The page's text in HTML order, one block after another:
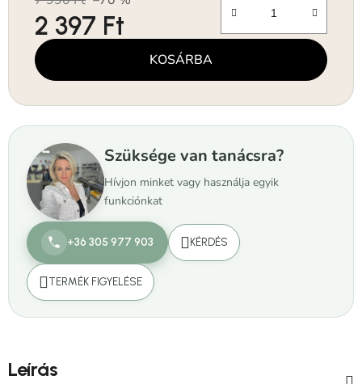
2 397 Ft
Egységár: KOSÁRBA
Szüksége van tanácsra?
Hívjon minket vagy használja egyik
funkciónkat
+36 305 977 903 KÉRDÉS
TERMÉK FIGYELÉSE
Leírás